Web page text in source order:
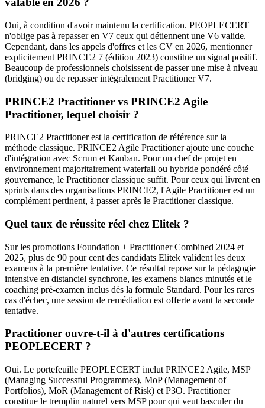
Oui, à condition d'avoir maintenu la certification. PEOPLECERT
n'oblige pas à repasser en V7 ceux qui détiennent une V6 valide.
Cependant, dans les appels d'offres et les CV en 2026, mentionner
explicitement PRINCE2 7 (édition 2023) constitue un signal positif.
Beaucoup de professionnels choisissent de passer une mise à niveau
(bridging) ou de repasser intégralement Practitioner V7.
PRINCE2 Practitioner vs PRINCE2 Agile
Practitioner, lequel choisir ?
PRINCE2 Practitioner est la certification de référence sur la
méthode classique. PRINCE2 Agile Practitioner ajoute une couche
d'intégration avec Scrum et Kanban. Pour un chef de projet en
environnement majoritairement waterfall ou hybride pondéré côté
gouvernance, le Practitioner classique suffit. Pour ceux qui livrent en
sprints dans des organisations PRINCE2, l'Agile Practitioner est un
complément pertinent, à passer après le Practitioner classique.
Quel taux de réussite réel chez Elitek ?
Sur les promotions Foundation + Practitioner Combined 2024 et
2025, plus de 90 pour cent des candidats Elitek valident les deux
examens à la première tentative. Ce résultat repose sur la pédagogie
intensive en distanciel synchrone, les examens blancs minutés et le
coaching pré‑examen inclus dès la formule Standard. Pour les rares
cas d'échec, une session de remédiation est offerte avant la seconde
tentative.
Practitioner ouvre‑t‑il à d'autres certifications
PEOPLECERT ?
Oui. Le portefeuille PEOPLECERT inclut PRINCE2 Agile, MSP
(Managing Successful Programmes), MoP (Management of
Portfolios), MoR (Management of Risk) et P3O. Practitioner
constitue le tremplin naturel vers MSP pour qui veut basculer du